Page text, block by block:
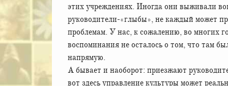
этих учреждениях. Иногда они выживали
руководители-«глыбы», не каждый может
проблемам. У нас, к сожалению, во многих
воспоминания не осталось о том, что там
напрямую.
А бывает и наоборот: приезжают
вот здесь управление культуры может